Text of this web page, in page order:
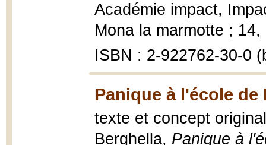
Académie impact,
Mona la marmotte ;
ISBN : 2-922762-30-0
Panique à l'école de
texte et concept
Berghella, Panique à